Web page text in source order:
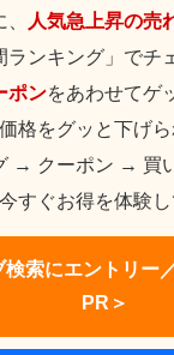
人気急上昇の売
ランキング」でチ
ポンをあわせてゲ
格をグッと下げら
→ クーポン → 買
すぐお得を体験し
索にエントリー
PR＞